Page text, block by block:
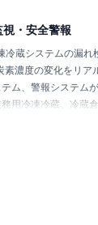
・安全警報
冷蔵システムの漏れ
素濃度の変化をリア
ム、警報システム
用冷凍冷蔵、冷蔵
献します。